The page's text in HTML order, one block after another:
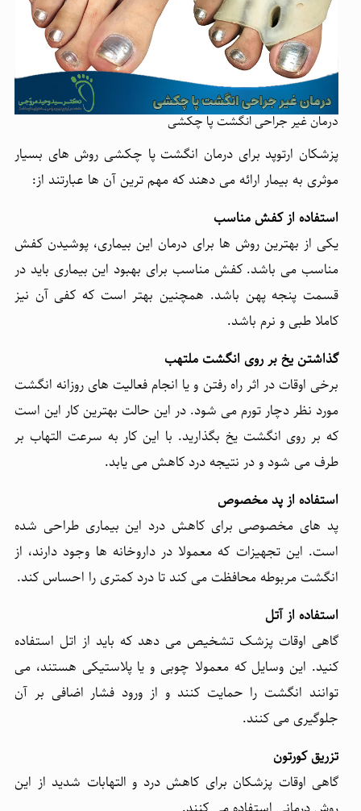
درمان غیر جراحی انگشت پا چکشی
پزشکان ارتوپد برای درمان انگشت پا چکشی روش های بسیار
موثری به بیمار ارائه می دهند که مهم ترین آن ها عبارتند از:
استفاده از کفش مناسب
یکی از بهترین روش ها برای درمان این بیماری، پوشیدن کفش
مناسب می باشد. کفش مناسب برای بهبود این بیماری باید در
قسمت پنجه پهن باشد. همچنین بهتر است که کفی آن نیز
کاملا طبی و نرم باشد.
گذاشتن یخ بر روی انگشت ملتهب
برخی اوقات در اثر راه رفتن و یا انجام فعالیت های روزانه انگشت
مورد نظر دچار تورم می شود. در این حالت بهترین کار این است
که بر روی انگشت یخ بگذارید. با این کار به سرعت التهاب بر
طرف می شود و در نتیجه درد کاهش می یابد.
استفاده از پد مخصوص
پد های مخصوصی برای کاهش درد این بیماری طراحی شده
است. این تجهیزات که معمولا در داروخانه ها وجود دارند، از
انگشت مربوطه محافظت می کند تا درد کمتری را احساس کند.
استفاده از آتل
گاهی اوقات پزشک تشخیص می دهد که باید از اتل استفاده
کنید. این وسایل که معمولا چوبی و یا پلاستیکی هستند، می
توانند انگشت را حمایت کنند و از ورود فشار اضافی بر آن
جلوگیری می کنند.
تزریق کورتون
گاهی اوقات پزشکان برای کاهش درد و التهابات شدید از این